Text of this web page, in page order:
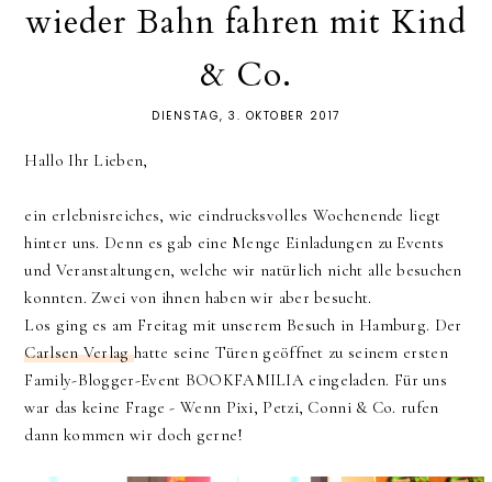
wieder Bahn fahren mit Kind
& Co.
DIENSTAG, 3. OKTOBER 2017
Hallo Ihr Lieben,
ein erlebnisreiches, wie eindrucksvolles Wochenende liegt
hinter uns. Denn es gab eine Menge Einladungen zu Events
und Veranstaltungen, welche wir natürlich nicht alle besuchen
konnten. Zwei von ihnen haben wir aber besucht.
Los ging es am Freitag mit unserem Besuch in Hamburg. Der
Carlsen Verlaghatte seine Türen geöffnet zu seinem ersten
Family-Blogger-Event BOOKFAMILIA eingeladen. Für uns
war das keine Frage - Wenn Pixi, Petzi, Conni & Co. rufen
dann kommen wir doch gerne!